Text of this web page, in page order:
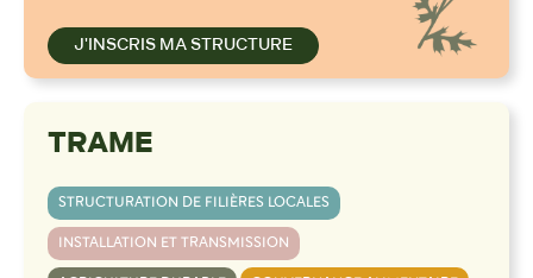
J'INSCRIS MA STRUCTURE
TRAME
STRUCTURATION DE FILIÈRES LOCALES
INSTALLATION ET TRANSMISSION